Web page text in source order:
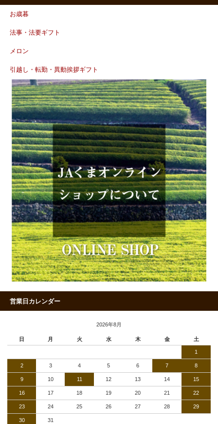
お歳暮
法事・法要ギフト
メロン
引越し・転勤・異動挨拶ギフト
営業日カレンダー
2026年8月
日 月 火 水 木 金 土
1
2 3 4 5 6 7 8
9 10 11 12 13 14 15
16 17 18 19 20 21 22
23 24 25 26 27 28 29
30 31